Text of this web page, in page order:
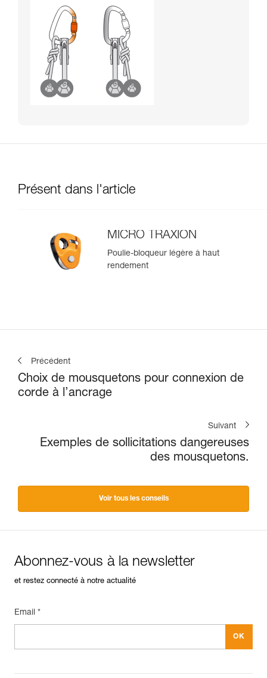
Présent dans l'article
MICRO TRAXION
Poulie-bloqueur légère à haut
rendement
Précédent
Choix de mousquetons pour connexion de
corde à l’ancrage
Suivant
Exemples de sollicitations dangereuses
des mousquetons.
Voir tous les conseils
Abonnez-vous à la newsletter
et restez connecté à notre actualité
Email *